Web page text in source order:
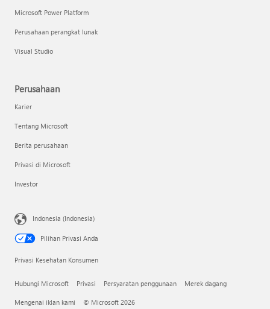
Microsoft Power Platform
Perusahaan perangkat lunak
Visual Studio
Perusahaan
Karier
Tentang Microsoft
Berita perusahaan
Privasi di Microsoft
Investor
Indonesia (Indonesia)
Pilihan Privasi Anda
Privasi Kesehatan Konsumen
Hubungi Microsoft Privasi Persyaratan penggunaan Merek dagang
Mengenai iklan kami © Microsoft 2026